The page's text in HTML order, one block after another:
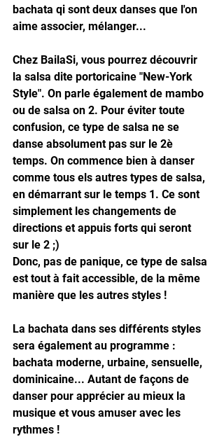
bachata qi sont deux danses que l'on
aime associer, mélanger...
Chez BailaSi, vous pourrez découvrir
la salsa dite portoricaine "New-York
Style". On parle également de mambo
ou de salsa on 2. Pour éviter toute
confusion, ce type de salsa ne se
danse absolument pas sur le 2è
temps. On commence bien à danser
comme tous els autres types de salsa,
en démarrant sur le temps 1. Ce sont
simplement les changements de
directions et appuis forts qui seront
sur le 2 ;)
Donc, pas de panique, ce type de salsa
est tout à fait accessible, de la même
manière que les autres styles !
La bachata dans ses différents styles
sera également au programme :
bachata moderne, urbaine, sensuelle,
dominicaine... Autant de façons de
danser pour apprécier au mieux la
musique et vous amuser avec les
rythmes !